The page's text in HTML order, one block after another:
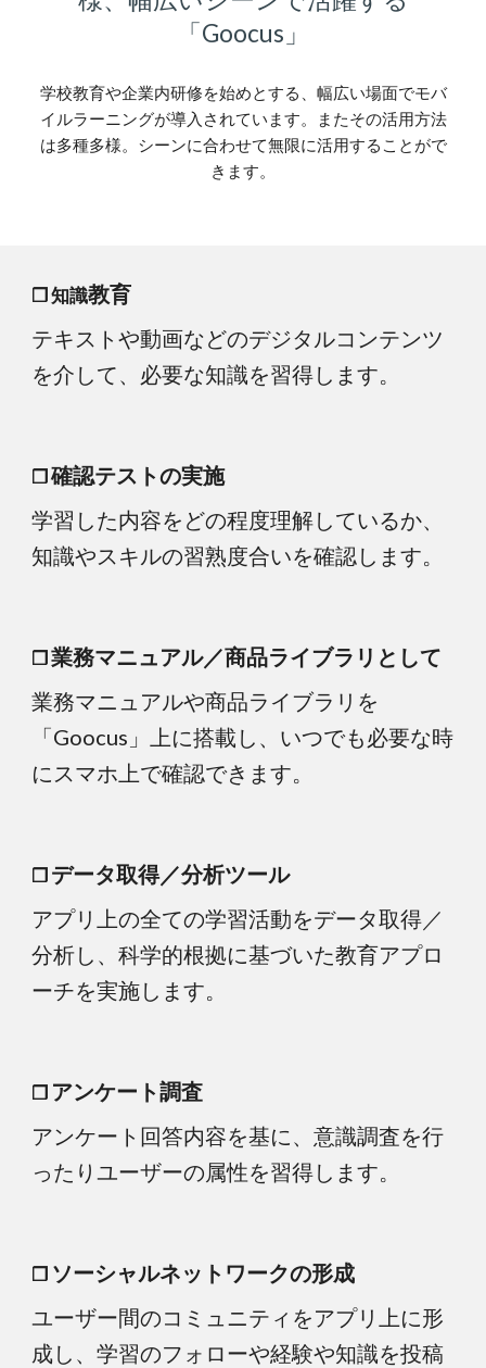
「Goocus」
学校教育や企業内研修を始めとする、幅広い場面でモバ
イルラーニングが導入されています。またその活用方法
は多種多様。シーンに合わせて無限に活用することがで
きます。
❒ 知識教育
テキストや動画などのデジタルコンテンツ
を介して、必要な知識を習得します。
❒確認テストの実施
学習した内容をどの程度理解しているか、
知識やスキルの習熟度合いを確認します。
❒業務マニュアル／商品ライブラリとして
業務マニュアルや商品ライブラリを
「Goocus」上に搭載し、いつでも必要な時
にスマホ上で確認できます。
❒ データ取得／分析ツール
アプリ上の全ての学習活動をデータ取得／
分析し、科学的根拠に基づいた教育アプロ
ーチを実施します。
❒ アンケート調査
アンケート回答内容を基に、意識調査を行
ったりユーザーの属性を習得します。
❒ ソーシャルネットワークの形成
ユーザー間のコミュニティをアプリ上に形
成し、学習のフォローや経験や知識を投稿